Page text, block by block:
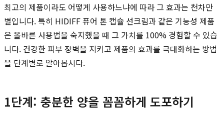
최고의 제품이라도 어떻게 사용하느냐에 따라 그 효과는 천차만
별입니다. 특히 HIDIFF 퓨어 톤 캡슐 선크림과 같은 기능성 제품
은 올바른 사용법을 숙지했을 때 그 가치를 100% 경험할 수 있습
니다. 건강한 피부 장벽을 지키고 제품의 효과를 극대화하는 방법
을 단계별로 알아봅시다.
1단계: 충분한 양을 꼼꼼하게 도포하기